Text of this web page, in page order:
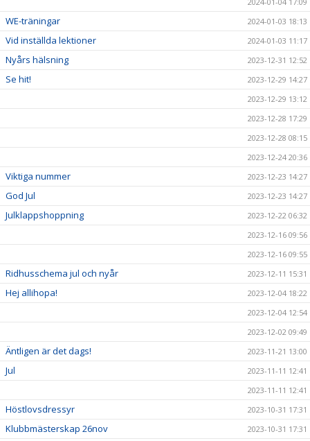
WE-träningar 2024-01-03 18:13
Vid inställda lektioner 2024-01-03 11:17
Nyårs hälsning 2023-12-31 12:52
Se hit!
2023-12-29 14:27
2023-12-29 13:12
2023-12-28 17:29
2023-12-28 08:15
2023-12-24 20:36
Viktiga nummer 2023-12-23 14:27
God Jul 2023-12-23 14:27
Julklappshoppning
2023-12-22 06:32
2023-12-16 09:56
2023-12-16 09:55
Ridhusschema jul och nyår 2023-12-11 15:31
Hej allihopa!
2023-12-04 18:22
2023-12-04 12:54
2023-12-02 09:49
Äntligen är det dags! 2023-11-21 13:00
Jul
2023-11-11 12:41
2023-11-11 12:41
Höstlovsdressyr 2023-10-31 17:31
Klubbmästerskap 26nov 2023-10-31 17:31